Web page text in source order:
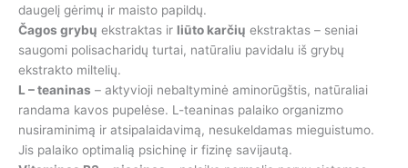
daugelį gėrimų ir maisto papildų.
Čagos grybų ekstraktas ir liūto karčių ekstraktas – seniai
saugomi polisacharidų turtai, natūraliu pavidalu iš grybų
ekstrakto miltelių.
L – teaninas – aktyvioji nebaltyminė aminorūgštis, natūraliai
randama kavos pupelėse. L-teaninas palaiko organizmo
nusiraminimą ir atsipalaidavimą, nesukeldamas mieguistumo.
Jis palaiko optimalią psichinę ir fizinę savijautą.